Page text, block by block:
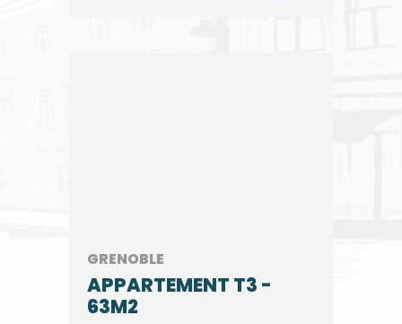
GRENOBLE
APPARTEMENT T3 -
63M2